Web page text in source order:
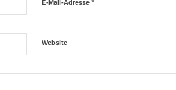
E-Mail-Adresse *
Website